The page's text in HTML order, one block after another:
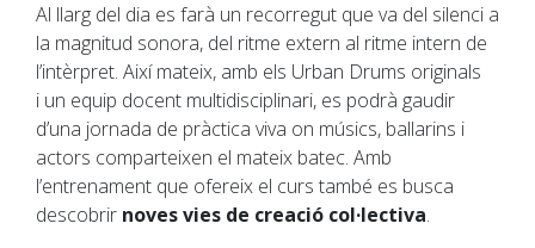
Al llarg del dia es farà un recorregut que va del silenci a
la magnitud sonora, del ritme extern al ritme intern de
l’intèrpret. Així mateix, amb els Urban Drums originals
i un equip docent multidisciplinari, es podrà gaudir
d’una jornada de pràctica viva on músics, ballarins i
actors comparteixen el mateix batec. Amb
l’entrenament que ofereix el curs també es busca
descobrir noves vies de creació col·lectiva.